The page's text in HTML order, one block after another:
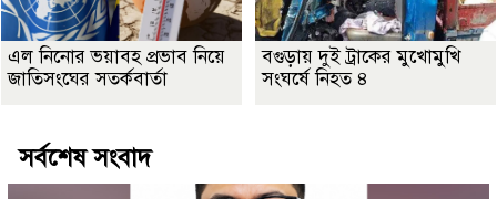
এল নিনোর ভয়াবহ প্রভাব নিয়ে
জাতিসংঘের সতর্কবার্তা
বগুড়ায় দুই ট্রাকের মুখোমুখি
সংঘর্ষে নিহত ৪
সর্বশেষ সংবাদ